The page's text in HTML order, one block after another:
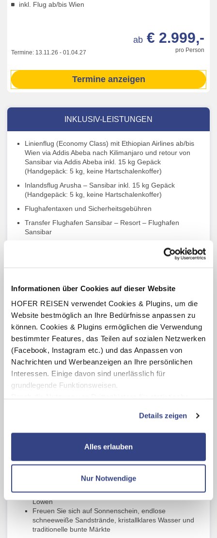
Informationen über Cookies auf dieser Website
HOFER REISEN verwendet Cookies & Plugins, um die
Website bestmöglich an Ihre Bedürfnisse anpassen zu
können. Cookies & Plugins ermöglichen die Verwendung
bestimmter Features, das Teilen auf sozialen Netzwerken
(Facebook, Instagram etc.) und das Anpassen von
Nachrichten und Werbeanzeigen an Ihre persönlichen
Interessen. Einige davon sind unerlässlich für
grundlegende Funktionsweisen.
zusätzliche Dienste bzw. Technologien von Drittanbietern
nutzen und uns sowie Dritten weitere Personalisierungen
ermöglichen, dabei kommt es auch zu Übermittlungen
Datenschutzseite
Mit Klick auf "Alles erlauben" stimmen Sie der
Verwendung der Cookies & Plugins auf unseren
Webseiten zu.
Details zeigen
Alles erlauben
Nur Notwendige
inkl. Flug ab/bis Wien
Termine: 13.11.26 - 01.04.27 pro Person
ab € 2.999,-
Termine anzeigen
INKLUSIV-LEISTUNGEN
Linienflug (Economy Class) mit Ethiopian Airlines ab/bis
Wien via Addis Abeba nach Kilimanjaro und retour von
Sansibar via Addis Abeba inkl. 15 kg Gepäck
(Handgepäck: 5 kg, keine Hartschalenkoffer)
Inlandsflug Arusha – Sansibar inkl. 15 kg Gepäck
(Handgepäck: 5 kg, keine Hartschalenkoffer)
Flughafentaxen und Sicherheitsgebühren
Transfer Flughafen Sansibar – Resort – Flughafen
Sansibar
2 x Übernachtung im Africa Safari Manyara Escarpment
Frühstück (Buffet) und Abendessen (AHG Hisia Nungwi
Experience Hotel) bzw. Vollpension mit Frühstück, Mittag-
und Abendessen (Safari)
Alle Transfers im Safarifahrzeug für max. 6 Personen
während der Safari
Alle Transfers, Besichtigungen, Eintritte, Ausflüge und
Nationalparkgebühren lt. Reiseverlauf
Deutschsprachiger Guide und englischsprachiger Fahrer
Erleben Sie die Gewürzinsel Sansibar und ihre
Traumstrände bei einem traumhaften Badeurlaub
Bei Ihrer Safari im Norden Tansanias beobachten Sie
wilde Tiere wie Giraffen, Elefanten, Flusspferde und
Löwen
Freuen Sie sich auf Sonnenschein, endlose
schneeweiße Sandstrände, kristallklares Wasser und
traditionelle bunte Märkte